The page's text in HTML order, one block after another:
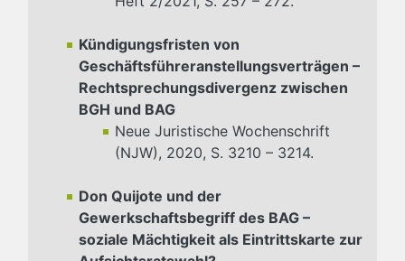
Kündigungsfristen von
Geschäftsführeranstellungsverträgen –
Rechtsprechungsdivergenz zwischen
BGH und BAG
Neue Juristische Wochenschrift
(NJW), 2020, S. 3210 – 3214.
Don Quijote und der
Gewerkschaftsbegriff des BAG –
soziale Mächtigkeit als Eintrittskarte zur